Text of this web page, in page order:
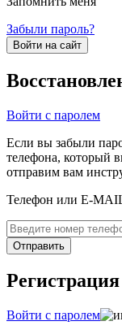
Забыли пароль?
Войти на сайт
Войти с паролем
Если вы забыли
телефона, который
отправим вам
Телефон или E-
Отправить
Регистрация
Войти с паролем